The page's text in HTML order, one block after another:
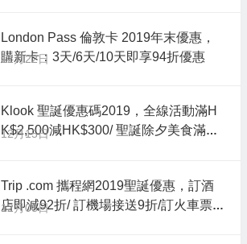
London Pass 倫敦卡 2019年末優惠，
購新卡：3天/6天/10天即享94折優惠
12月22日
Klook 聖誕優惠碼2019，全線活動滿H
K$2,500減HK$300/ 聖誕除夕美食滿HK
12月15日
Trip .com 攜程網2019聖誕優惠，訂酒
店即減92折/ 訂機場接送9折/訂火車票即
12月08日